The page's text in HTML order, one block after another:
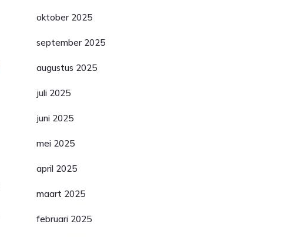
oktober 2025
september 2025
augustus 2025
juli 2025
juni 2025
mei 2025
april 2025
maart 2025
februari 2025